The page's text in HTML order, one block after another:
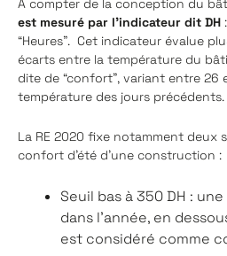
À compter de la conception du
est mesuré par l’indicateur dit DH
“Heures”. Cet indicateur évalue
écarts entre la température du
dite de “confort”, variant entre 26
température des jours précédents.
La RE 2020 fixe notamment deux
confort d’été d’une construction :
Seuil bas à 350 DH :
dans l’année, en
est considéré comme